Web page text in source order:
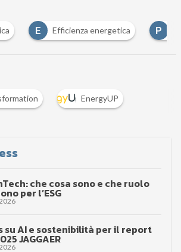
energetica P pompe di calore
EnergyUP
che cosa sono e che ruolo
per l’ESG
su AI e sostenibilità per il report
JAGGAER